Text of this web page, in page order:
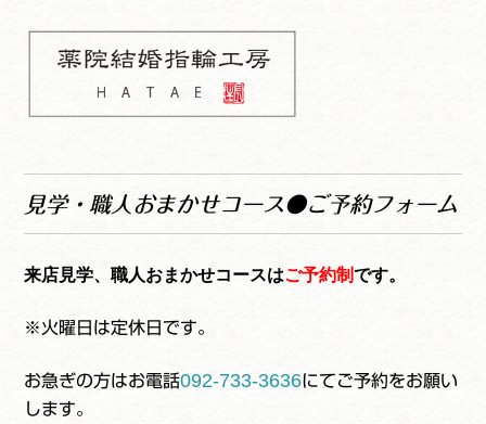
ン
ツ
キ
ッ
ビ
シ
へ
ス
ッ
プ
HATAE 予約フォーム
見学・職人おまかせコース●ご予約フォーム
来店見学、職人おまかせコースはご予約制です。
※火曜日は定休日です。
お急ぎの方はお電話092-733-3636にてご予約をお願い
します。